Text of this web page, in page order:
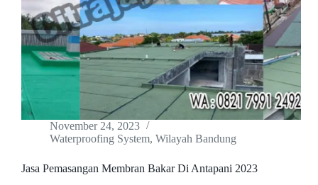
November 24, 2023
Waterproofing System, Wilayah Bandung
Jasa Pemasangan Membran Bakar Di Antapani 2023